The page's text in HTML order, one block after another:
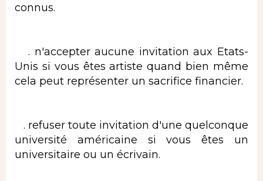
connus.
. n'accepter aucune invitation aux Etats-
Unis si vous êtes artiste quand bien même
cela peut représenter un sacrifice financier.
. refuser toute invitation d'une quelconque
université américaine si vous êtes un
universitaire ou un écrivain.